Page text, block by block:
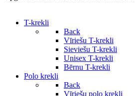
T-krekli
Back
Vīriešu T-krekli
Sieviešu T-krekli
Unisex T-krekli
Bērnu T-krekli
Polo krekli
Back
Vīriešu polo krekli